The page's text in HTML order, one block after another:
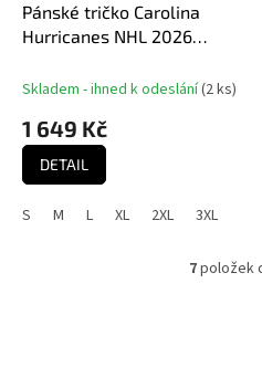
Pánské tričko Carolina
Hurricanes NHL 2026
Authentic Locker Room
Skladem - ihned k odeslání(2 ks)
1 649 Kč
DETAIL
S M L XL 2XL 3XL
O
7položek